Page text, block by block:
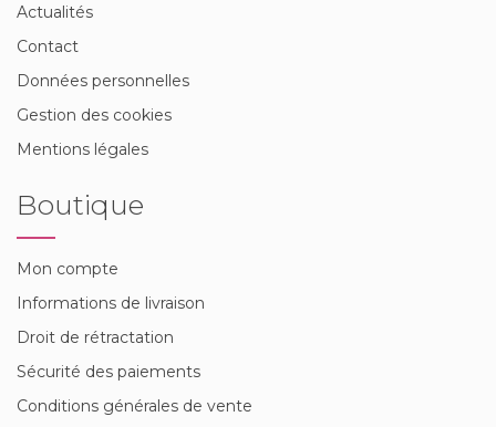
Actualités
Contact
Données personnelles
Gestion des cookies
Mentions légales
Boutique
Mon compte
Informations de livraison
Droit de rétractation
Sécurité des paiements
Conditions générales de vente